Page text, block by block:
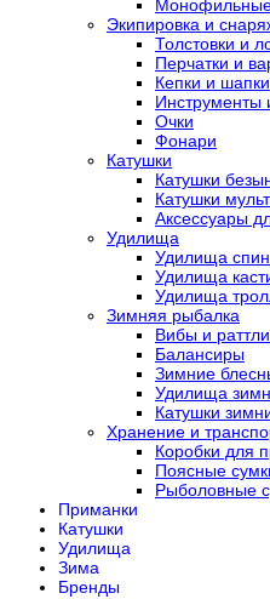
Экипировка и
Толстовки и
Перчатки и
Кепки и шапки
Инструменты
Очки
Фонари
Катушки
Катушки
Катушки
Аксессуары
Удилища
Удилища
Удилища
Удилища
Зимняя рыбалка
Вибы и
Балансиры
Зимние
Удилища
Катушки
Хранение и
Коробки для
Поясные
Рыболовные
Приманки
Катушки
Удилища
Зима
Бренды